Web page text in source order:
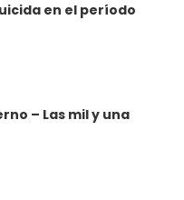
en el período
– Las mil y una